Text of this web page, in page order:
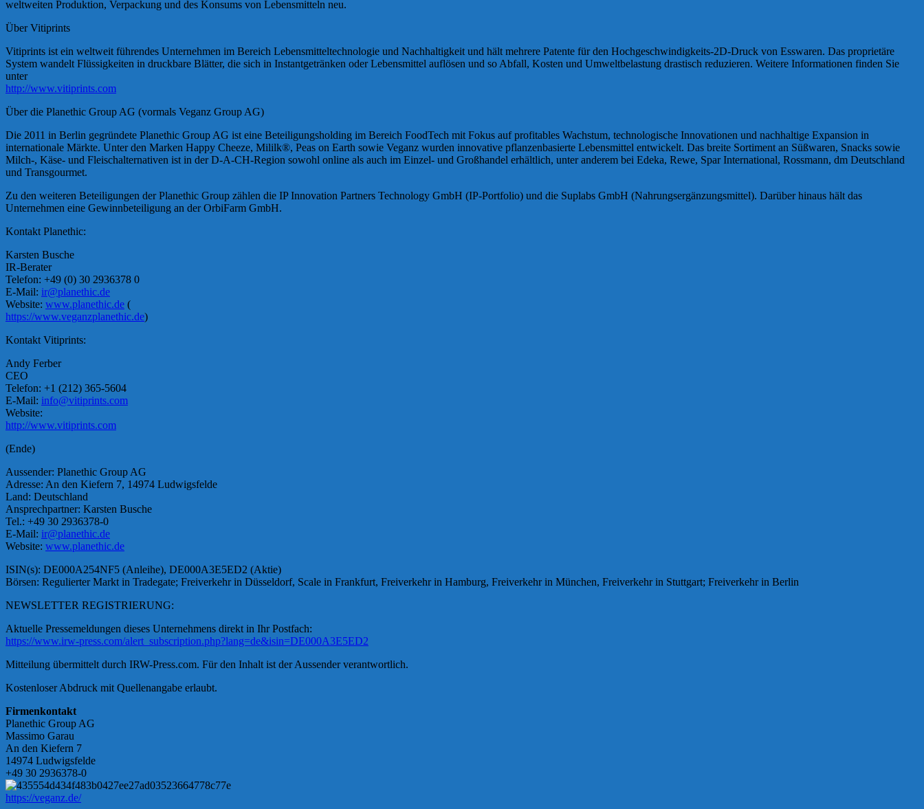
weltweiten Produktion, Verpackung und des Konsums von Lebensmitteln neu.
Über Vitiprints
Vitiprints ist ein weltweit führendes Unternehmen im Bereich Lebensmitteltechnologie und Nachhaltigkeit und hält mehrere Patente für den Hochgeschwindigkeits-2D-Druck von Esswaren. Das proprietäre
System wandelt Flüssigkeiten in druckbare Blätter, die sich in Instantgetränken oder Lebensmittel auflösen und so Abfall, Kosten und Umweltbelastung drastisch reduzieren. Weitere Informationen finden Sie
unter
http://www.vitiprints.com
Über die Planethic Group AG (vormals Veganz Group AG)
Die 2011 in Berlin gegründete Planethic Group AG ist eine Beteiligungsholding im Bereich FoodTech mit Fokus auf profitables Wachstum, technologische Innovationen und nachhaltige Expansion in
internationale Märkte. Unter den Marken Happy Cheeze, Mililk®, Peas on Earth sowie Veganz wurden innovative pflanzenbasierte Lebensmittel entwickelt. Das breite Sortiment an Süßwaren, Snacks sowie
Milch-, Käse- und Fleischalternativen ist in der D-A-CH-Region sowohl online als auch im Einzel- und Großhandel erhältlich, unter anderem bei Edeka, Rewe, Spar International, Rossmann, dm Deutschland
und Transgourmet.
Zu den weiteren Beteiligungen der Planethic Group zählen die IP Innovation Partners Technology GmbH (IP-Portfolio) und die Suplabs GmbH (Nahrungsergänzungsmittel). Darüber hinaus hält das
Unternehmen eine Gewinnbeteiligung an der OrbiFarm GmbH.
Kontakt Planethic:
Karsten Busche
IR-Berater
Telefon: +49 (0) 30 2936378 0
E-Mail: ir@planethic.de
Website: www.planethic.de (
https://www.veganzplanethic.de)
Kontakt Vitiprints:
​Andy Ferber
CEO
Telefon: +1 (212) 365-5604
E-Mail: info@vitiprints.com
Website:
http://www.vitiprints.com
(Ende)
Aussender: Planethic Group AG
Adresse: An den Kiefern 7, 14974 Ludwigsfelde
Land: Deutschland
Ansprechpartner: Karsten Busche
Tel.: +49 30 2936378-0
E-Mail: ir@planethic.de
Website: www.planethic.de
ISIN(s): DE000A254NF5 (Anleihe), DE000A3E5ED2 (Aktie)
Börsen: Regulierter Markt in Tradegate; Freiverkehr in Düsseldorf, Scale in Frankfurt, Freiverkehr in Hamburg, Freiverkehr in München, Freiverkehr in Stuttgart; Freiverkehr in Berlin
NEWSLETTER REGISTRIERUNG:
Aktuelle Pressemeldungen dieses Unternehmens direkt in Ihr Postfach:
https://www.irw-press.com/alert_subscription.php?lang=de&isin=DE000A3E5ED2
Mitteilung übermittelt durch IRW-Press.com. Für den Inhalt ist der Aussender verantwortlich.
Kostenloser Abdruck mit Quellenangabe erlaubt.
Firmenkontakt
Planethic Group AG
Massimo Garau
An den Kiefern 7
14974 Ludwigsfelde
+49 30 2936378-0
https://veganz.de/